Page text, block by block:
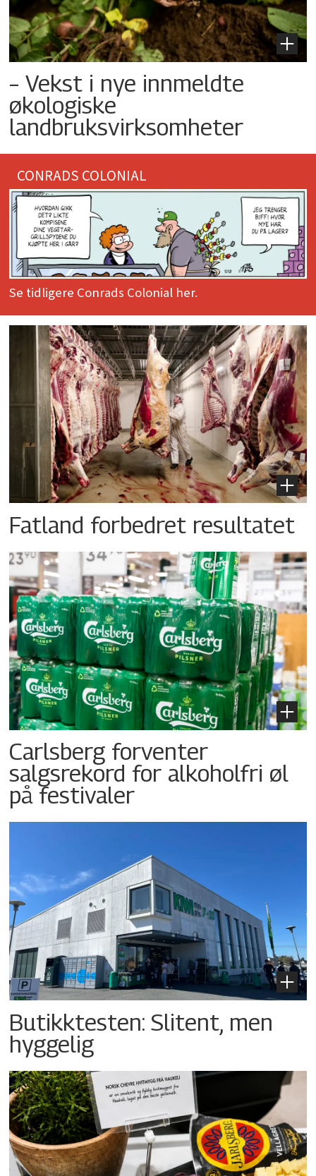
– Vekst i nye innmeldte
økologiske
landbruksvirksomheter
CONRADS COLONIAL
Se tidligere Conrads Colonial her.
Fatland forbedret resultatet
Carlsberg forventer
salgsrekord for alkoholfri øl
på festivaler
Butikktesten: Slitent, men
hyggelig